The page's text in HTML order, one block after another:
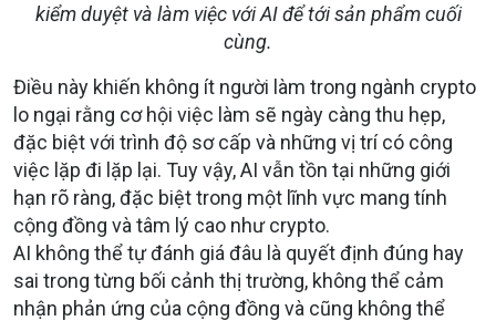
kiểm duyệt và làm việc với AI để tới sản phẩm cuối
cùng.
Điều này khiến không ít người làm trong ngành crypto
lo ngại rằng cơ hội việc làm sẽ ngày càng thu hẹp,
đặc biệt với trình độ sơ cấp và những vị trí có công
việc lặp đi lặp lại. Tuy vậy, AI vẫn tồn tại những giới
hạn rõ ràng, đặc biệt trong một lĩnh vực mang tính
cộng đồng và tâm lý cao như crypto.
AI không thể tự đánh giá đâu là quyết định đúng hay
sai trong từng bối cảnh thị trường, không thể cảm
nhận phản ứng của cộng đồng và cũng không thể